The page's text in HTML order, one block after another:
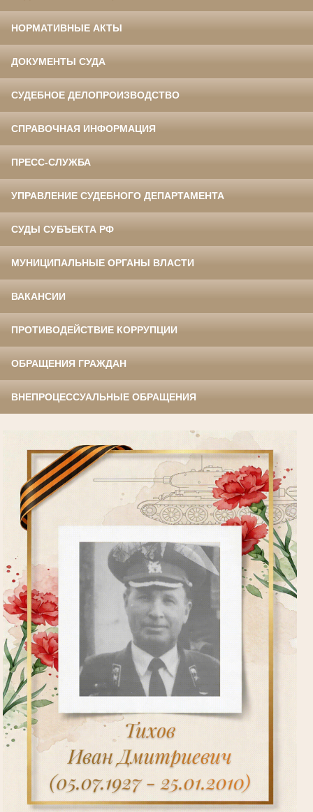
НОРМАТИВНЫЕ АКТЫ
ДОКУМЕНТЫ СУДА
СУДЕБНОЕ ДЕЛОПРОИЗВОДСТВО
СПРАВОЧНАЯ ИНФОРМАЦИЯ
ПРЕСС-СЛУЖБА
УПРАВЛЕНИЕ СУДЕБНОГО ДЕПАРТАМЕНТА
СУДЫ СУБЪЕКТА РФ
МУНИЦИПАЛЬНЫЕ ОРГАНЫ ВЛАСТИ
ВАКАНСИИ
ПРОТИВОДЕЙСТВИЕ КОРРУПЦИИ
ОБРАЩЕНИЯ ГРАЖДАН
ВНЕПРОЦЕССУАЛЬНЫЕ ОБРАЩЕНИЯ